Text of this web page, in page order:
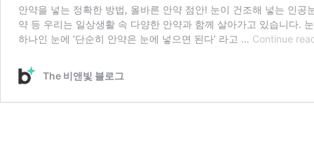
안약을 넣는 정확한 방법, 올바른 안약 점안! 눈이 건조해 넣는 인
약 등 우리는 일상생활 속 다양한 안약과 함께 살아가고 있습니다.
하나인 눈에 ‘단순히 안약은 눈에 넣으면 된다’ 라고 … Continue
The 비앤빛 블로그